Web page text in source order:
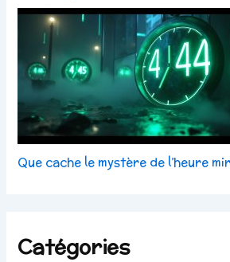
Que cache le mystère de l’heure
Catégories